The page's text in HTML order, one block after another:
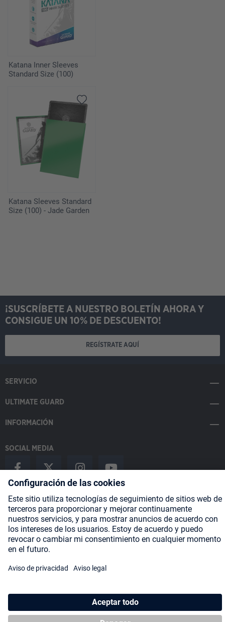
Katana Inner Sleeves
Standard Size (100)
Katana Sleeves Standard
Size (100) - Jade Garden
¡SUSCRÍBETE A NUESTRO BOLETÍN AHORA Y
CONSIGUE UN 10% DE DESCUENTO!
REGÍSTRATE AQUÍ
SERVICIO
ULTIMATE GUARD
INFORMACIÓN
SOCIAL MEDIA
Payment Methods
Shipping
* Todos los precios incluyen IVA másgastos de envíoy posibles